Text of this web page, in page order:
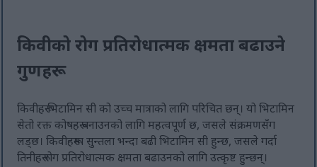
किवीको रोग प्रतिरोधात्मक क्षमता बढाउने
गुणहरू
किवीहरू भिटामिन सी को उच्च मात्राको लागि परिचित छन्। यो भिटामिन
सेतो रक्त कोषहरू बनाउनको लागि महत्वपूर्ण छ, जसले संक्रमणसँग
लड्छ। किवीहरूमा सुन्तला भन्दा बढी भिटामिन सी हुन्छ, जसले गर्दा
तिनीहरू रोग प्रतिरोधात्मक क्षमता बढाउनको लागि उत्कृष्ट हुन्छन्।